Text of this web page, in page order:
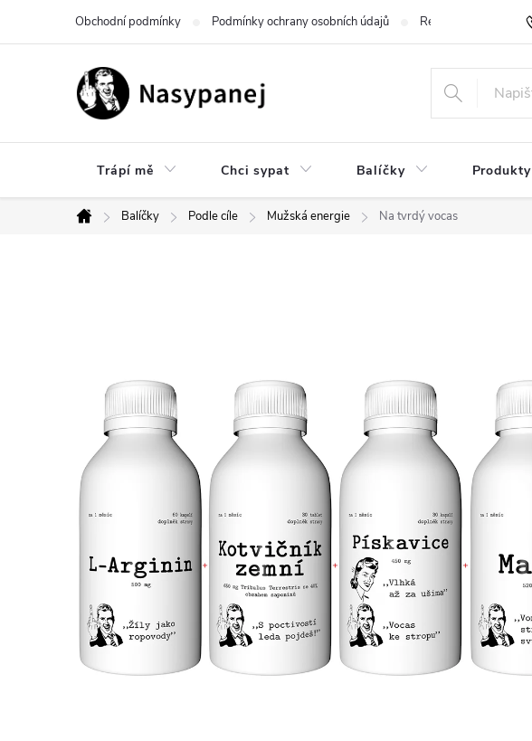
Obchodní podmínky Podmínky ochrany osobních údajů Reklamace a vrácení
Trápí mě Chci sypat Balíčky Produkty
Domů
Balíčky Podle cíle Mužská energie Na tvrdý vocas